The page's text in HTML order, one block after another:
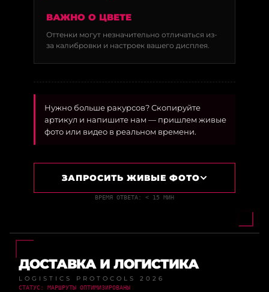
ВАЖНО О ЦВЕТЕ
Оттенки могут незначительно отличаться из-
за калибровки и настроек вашего дисплея.
Нужно больше ракурсов? Скопируйте
артикул и напишите нам — пришлем живые
фото или видео в реальном времени.
ЗАПРОСИТЬ ЖИВЫЕ ФОТО
ВРЕМЯ ОТВЕТА: < 15 МИН
ДОСТАВКА И ЛОГИСТИКА
LOGISTICS PROTOCOLS 2026
СТАТУС: МАРШРУТЫ ОПТИМИЗИРОВАНЫ